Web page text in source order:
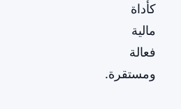
كأداة
مالية
فعالة
ومستقرة.